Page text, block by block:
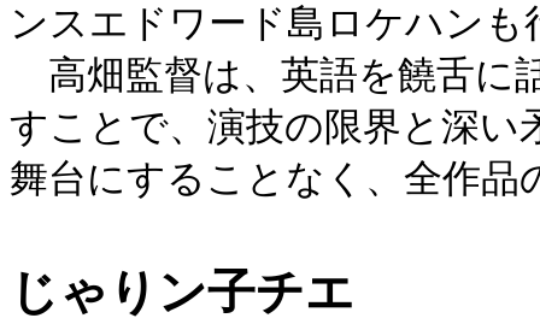
ンスエドワード島ロケハンも
高畑監督は、英語を饒舌に
すことで、演技の限界と深い
舞台にすることなく、全作
じゃりン子チエ